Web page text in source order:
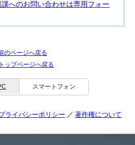
へのお問い合わせは専用フォー
のページへ戻る
トップページへ戻る
スマートフォン
ライバシーポリシー 著作権について